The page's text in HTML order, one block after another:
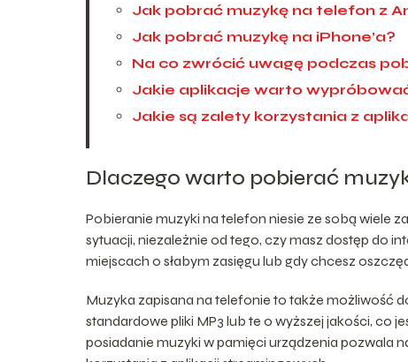
Jak pobrać muzykę na telefon z
Jak pobrać muzykę na iPhone’a?
Na co zwrócić uwagę podczas
Jakie aplikacje warto
Jakie są zalety korzystania z
Dlaczego warto pobierać
Pobieranie muzyki na telefon niesie ze sobą wiele
sytuacji, niezależnie od tego, czy masz dostęp do
miejscach o słabym zasięgu lub gdy chcesz
Muzyka zapisana na telefonie to także możliwość
standardowe pliki MP3 lub te o wyższej jakości, co
posiadanie muzyki w pamięci urządzenia pozwala